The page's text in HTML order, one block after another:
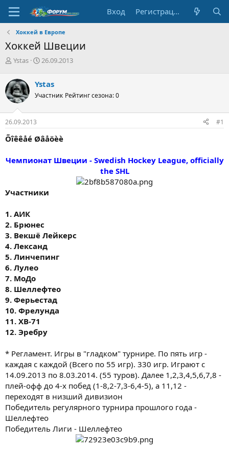
Вход Регистрация
Хоккей в Европе
Хоккей Швеции
А
т
о
р
т
е
м
ы
Ystas
Д
а
н
ч
л
а
26.09.2013
Ystas
Участник Рейтинг сезона: 0
26.09.2013 #1
Õîêêåé Øâåöèè
Чемпионат Швеции - Swedish Hockey League, officially
the SHL
Участники
1. АИК
2. Брюнес
3. Векшё Лейкерс
4. Лександ
5. Линчепинг
6. Лулео
7. МоДо
8. Шеллефтео
9. Ферьестад
10. Фрелунда
11. ХВ-71
12. Эребру
* Регламент. Игры в "гладком" турнире. По пять игр -
каждая с каждой (Всего по 55 игр). 330 игр. Играют с
14.09.2013 по 8.03.2014. (55 туров). Далее 1,2,3,4,5,6,7,8 -
плей-офф до 4-х побед (1-8,2-7,3-6,4-5), а 11,12 -
переходят в низший дивизион
Победитель регулярного турнира прошлого года -
Шеллефтео
Победитель Лиги - Шеллефтео